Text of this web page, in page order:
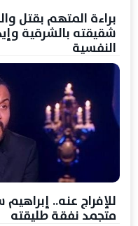
براءة المتهم بقتل
شقيقته بالشرقية
النفسية
متجمد نفقة طليقته